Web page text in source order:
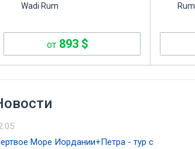
Wadi Rum
от893 $
Rum
Море Иордании+Петра - тур с